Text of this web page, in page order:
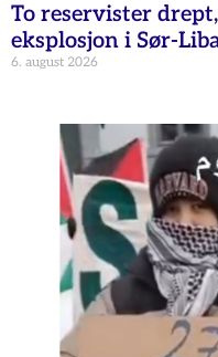
To reservister
eksplosjon i Sør-
6. august 2026